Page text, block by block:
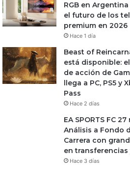
RGB en
el futuro de los
premium en 2026
Hace 1 día
Beast of
está disponible:
de acción de
llega a PC, PS5 y
Pass
Hace 2 días
EA SPORTS FC
Análisis a Fondo
Carrera con
en transferencias
Hace 3 días